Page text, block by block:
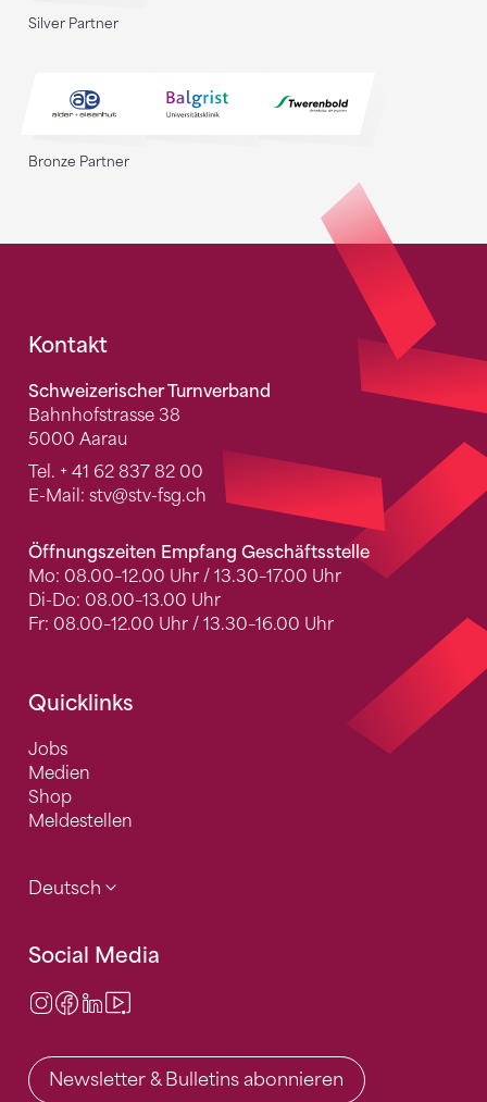
Silver Partner
Bronze Partner
Fusszeile
Kontakt
Schweizerischer Turnverband
Bahnhofstrasse 38
5000 Aarau
Tel. + 41 62 837 82 00
E-Mail: stv@stv-fsg.ch
Öffnungszeiten Empfang Geschäftsstelle
Mo: 08.00–12.00 Uhr / 13.30–17.00 Uhr
Di-Do: 08.00–13.00 Uhr
Fr: 08.00–12.00 Uhr / 13.30–16.00 Uhr
Quicklinks
Jobs
Medien
Shop
Meldestellen
Deutsch
Social Media
Instagram
Facebook
LinkedIn
Newsletter & Bulletins abonnieren